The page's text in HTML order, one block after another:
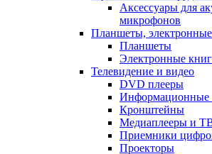
Аксессуары для
микрофонов
Планшеты,
Планшеты
Электронные
Телевидение и видео
DVD плееры
Информационные
Кронштейны
Медиаплееры и
Приемники
Проекторы